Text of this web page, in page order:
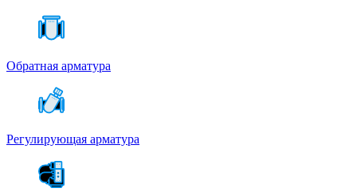
Обратная арматура
Регулирующая арматура